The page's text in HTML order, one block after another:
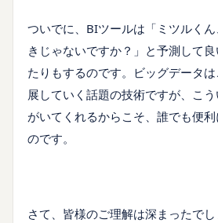
ついでに、BIツールは「ミツルく
きじゃないですか？」と予測して
たりもするのです。ビッグデータ
展していく話題の技術ですが、こ
がいてくれるからこそ、誰でも便
のです。
さて、皆様のご理解は深まったでし